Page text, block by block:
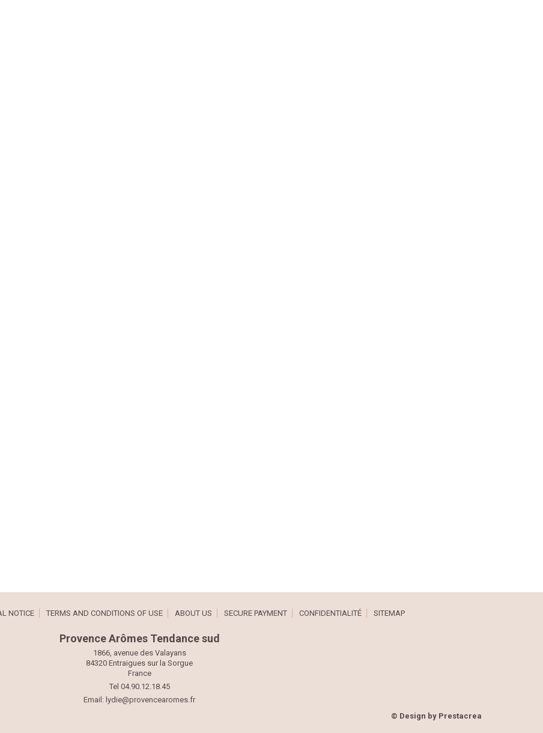
NOTICE TERMS AND CONDITIONS OF USE ABOUT US SECURE PAYMENT CONFIDENTIALITÉ SITEMAP
Provence Arômes Tendance sud
1866, avenue des Valayans
84320 Entraigues sur la Sorgue
France
Tel 04.90.12.18.45
Email: lydie@provencearomes.fr
© Design by Prestacrea